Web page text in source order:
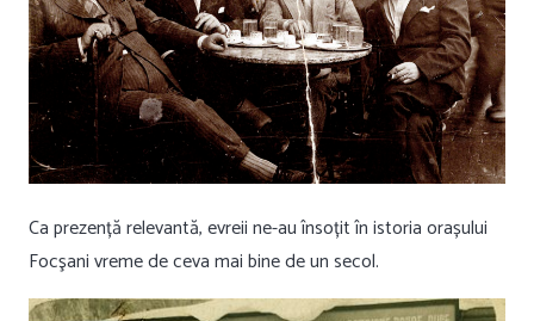
Ca prezență relevantă, evreii ne-au însoțit în istoria orașului
Focşani vreme de ceva mai bine de un secol.